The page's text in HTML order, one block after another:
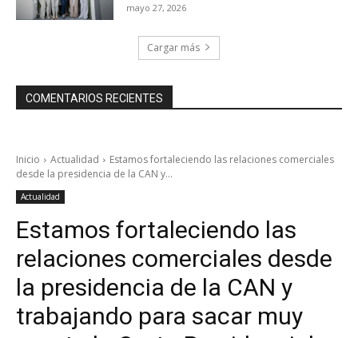
mayo 27, 2026
Cargar más
COMENTARIOS RECIENTES